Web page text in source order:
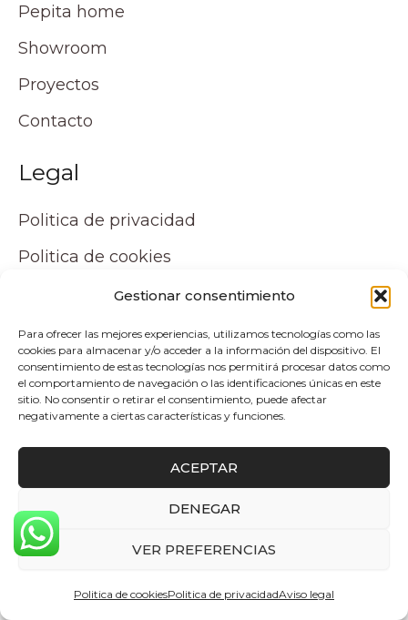
Gestionar consentimiento
Para ofrecer las mejores experiencias, utilizamos tecnologías como las
cookies para almacenar y/o acceder a la información del dispositivo. El
consentimiento de estas tecnologías nos permitirá procesar datos como
el comportamiento de navegación o las identificaciones únicas en este
sitio. No consentir o retirar el consentimiento, puede afectar
negativamente a ciertas características y funciones.
ACEPTAR
DENEGAR
VER PREFERENCIAS
Politica de cookiesPolitica de privacidadAviso legal
Pepita home
Showroom
Proyectos
Contacto
Legal
Politica de privacidad
Politica de cookies
Accesibilidad
Mapa del sitio
Tu cuenta
Pagos y envíos